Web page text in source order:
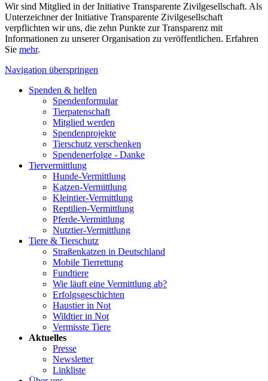
Wir sind Mitglied in der Initiative Transparente Zivilgesellschaft. Als
Unterzeichner der Initiative Transparente Zivilgesellschaft
verpflichten wir uns, die zehn Punkte zur Transparenz mit
Informationen zu unserer Organisation zu veröffentlichen. Erfahren
Sie mehr.
Navigation überspringen
Spenden & helfen
Spendenformular
Tierpatenschaft
Mitglied werden
Spendenprojekte
Tierschutz verschenken
Spendenerfolge - Danke
Tiervermittlung
Hunde-Vermittlung
Katzen-Vermittlung
Kleintier-Vermittlung
Reptilien-Vermittlung
Pferde-Vermittlung
Nutztier-Vermittlung
Tiere & Tierschutz
Straßenkatzen in Deutschland
Mobile Tierrettung
Fundtiere
Wie läuft eine Vermittlung ab?
Erfolgsgeschichten
Haustier in Not
Wildtier in Not
Vermisste Tiere
Aktuelles
Presse
Newsletter
Linkliste